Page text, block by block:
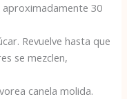
aproximadamente 30
Revuelve hasta que
se mezclen,
canela molida.